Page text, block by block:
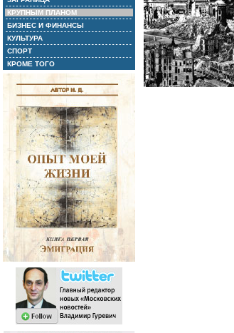
КРУПНЫМ ПЛАНОМ
БИЗНЕС И ФИНАНСЫ
КУЛЬТУРА
СПОРТ
КРОМЕ ТОГО